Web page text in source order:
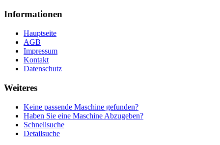
Informationen
Hauptseite
AGB
Impressum
Kontakt
Datenschutz
Weiteres
Keine passende Maschine gefunden?
Haben Sie eine Maschine Abzugeben?
Schnellsuche
Detailsuche